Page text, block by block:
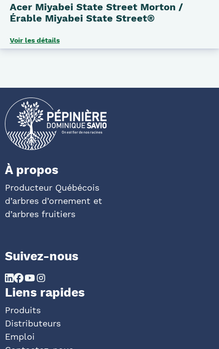
Acer Miyabei State Street Morton /
Érable Miyabei State Street®
Voir les détails
À propos
Producteur Québécois
d’arbres d’ornement et
d’arbres fruitiers
Suivez-nous
Liens rapides
Produits
Distributeurs
Emploi